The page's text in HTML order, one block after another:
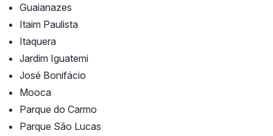
Guaianazes
Itaim Paulista
Itaquera
Jardim Iguatemi
José Bonifácio
Mooca
Parque do Carmo
Parque São Lucas